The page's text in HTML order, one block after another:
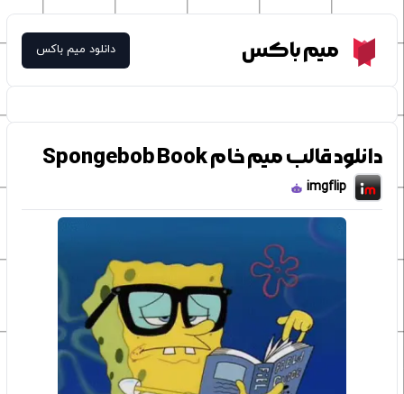
Meme Boxمیم باکس دانلود میم باکس
دانلود قالب میم خام Spongebob Book
imgflip